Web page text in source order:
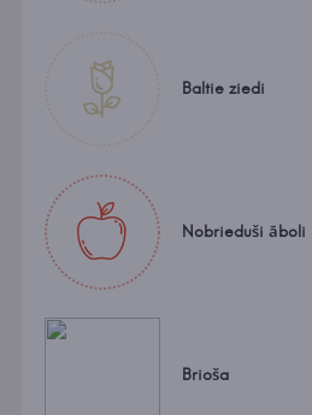
Baltie ziedi
Nobrieduši āboli
Brioša